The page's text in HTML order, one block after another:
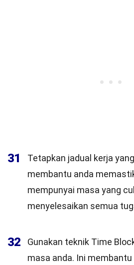
31
Tetapkan jadual kerja
membantu anda
mempunyai masa yang
menyelesaikan semua
32
Gunakan teknik Time
masa anda. Ini